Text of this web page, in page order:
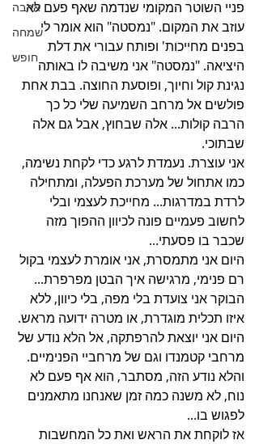
אהבה
שמחה
חופש
פניי השוטר המקומי שנדמה שאף פעם לא
עוזב את המקום. "נמסטה" הוא אומר לי
בפנים מחייכות' ופותח עבורי את דלת
היציאה. "נמסטה" אני משיבה לו באותה
נגינת קול וחיוך, ופוסעת החוצה. בבת אחת
פולשים אל מרחב השמיעה שלי כל כך
הרבה קולות... אלה שבחוץ, אבל גם אלה
שבתוכי.
אני עוצרת. נעמדת לרגע כדי לקחת נשימה,
כמו אתחול של מערכת הפעלה, ומתחילה
לרדת במדרגות... מחייכת לעצמי ובלי
לחשוב פעמיים פונה לכיוון ההפוך מזה
שכבר בו פסעתי...
היום אני מתמסרת, אני אומרת לעצמי בקול
רם פנימי, מרגישה איך הבטן מפרפרת...
הבוקר אני צועדת בלי מפה, בלי כיוון, ללא
איזו תכלית מוגדרת, או מטרה ידועה מראש.
היום אני יוצאת להרפתקה, אל הלא נודע של
מרחבי קטמנדו וגם של מרחביי הפנימיים.
והלא נודע הזה, מסתבר, הוא אף פעם לא
נוח, לא משנה כמה זמן שאנחנו מתאמנים
לפגוש בו...
אז לוקחת את הראש ואת כל המחשבות